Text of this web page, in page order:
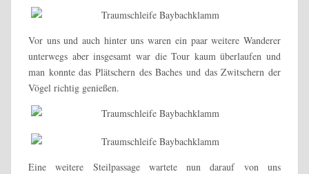
Vor uns und auch hinter uns waren ein paar weitere Wanderer
unterwegs aber insgesamt war die Tour kaum überlaufen und
man konnte das Plätschern des Baches und das Zwitschern der
Vögel richtig genießen.
Eine weitere Steilpassage wartete nun darauf von uns